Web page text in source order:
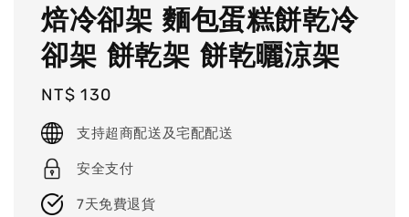
焙冷卻架 麵包蛋糕餅乾冷
卻架 餅乾架 餅乾曬涼架
Regular
price
NT$ 130
支持超商配送及宅配配送
安全支付
7天免費退貨